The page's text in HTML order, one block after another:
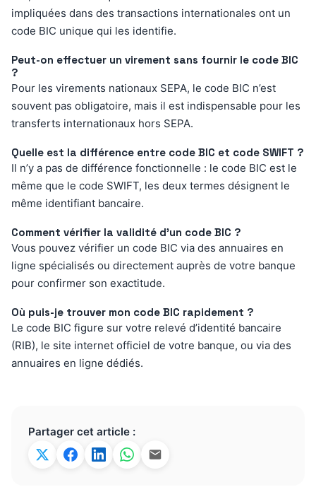
impliquées dans des transactions internationales ont un
code BIC unique qui les identifie.
Peut-on effectuer un virement sans fournir le code BIC
?
Pour les virements nationaux SEPA, le code BIC n’est
souvent pas obligatoire, mais il est indispensable pour les
transferts internationaux hors SEPA.
Quelle est la différence entre code BIC et code SWIFT ?
Il n’y a pas de différence fonctionnelle : le code BIC est le
même que le code SWIFT, les deux termes désignent le
même identifiant bancaire.
Comment vérifier la validité d’un code BIC ?
Vous pouvez vérifier un code BIC via des annuaires en
ligne spécialisés ou directement auprès de votre banque
pour confirmer son exactitude.
Où puis-je trouver mon code BIC rapidement ?
Le code BIC figure sur votre relevé d’identité bancaire
(RIB), le site internet officiel de votre banque, ou via des
annuaires en ligne dédiés.
Partager cet article :